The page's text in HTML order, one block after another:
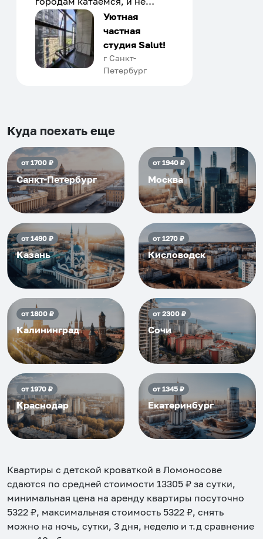
только в России. Сервис на
отличном уровне. Хозяин
апартаментов доброй души
человек, всегда можно
договориться, подскажет
приезжать еще...
Уютная
частная
студия Salut!
г Санкт-
Петербург
Куда поехать еще
от1700₽
Санкт-Петербург
от1940₽
Москва
от1490₽
Казань
от1270₽
Кисловодск
от1800₽
Калининград
от2300₽
Сочи
от1970₽
Краснодар
от1345₽
Екатеринбург
Квартиры с детской кроваткой в Ломоносове
сдаются по средней стоимости 13305 ₽ за сутки,
минимальная цена на аренду квартиры посуточно
5322 ₽, максимальная стоимость 5322 ₽, снять
можно на ночь, сутки, 3 дня, неделю и т.д сравнение